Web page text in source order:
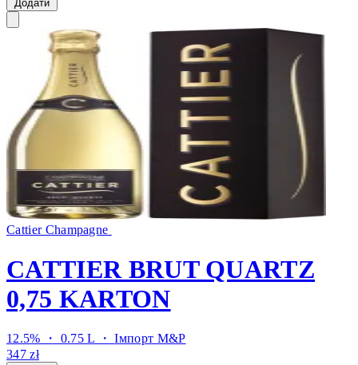
Додати
Cattier Champagne
CATTIER BRUT QUARTZ
0,75 KARTON
12.5% ・ 0.75 L ・Імпорт M&P
347 zł